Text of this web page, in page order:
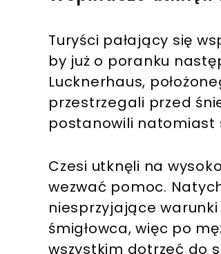
Turyści pałający się
by już o poranku
Lucknerhaus,
przestrzegali przed
postanowili natomiast
Czesi utknęli na
wezwać pomoc.
niesprzyjające
śmigłowca, więc po
wszystkim dotrzeć do